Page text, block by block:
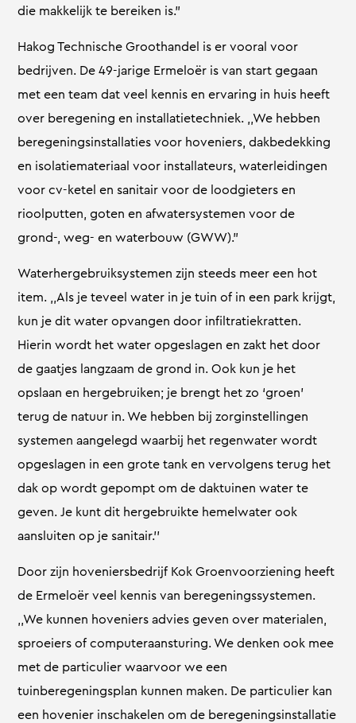
die makkelijk te bereiken is.”
Hakog Technische Groothandel is er vooral voor
bedrijven. De 49-jarige Ermeloër is van start gegaan
met een team dat veel kennis en ervaring in huis heeft
over beregening en installatietechniek. ,,We hebben
beregeningsinstallaties voor hoveniers, dakbedekking
en isolatiemateriaal voor installateurs, waterleidingen
voor cv-ketel en sanitair voor de loodgieters en
rioolputten, goten en afwatersystemen voor de
grond-, weg- en waterbouw (GWW).”
Waterhergebruiksystemen zijn steeds meer een hot
item. ,,Als je teveel water in je tuin of in een park krijgt,
kun je dit water opvangen door infiltratiekratten.
Hierin wordt het water opgeslagen en zakt het door
de gaatjes langzaam de grond in. Ook kun je het
opslaan en hergebruiken; je brengt het zo ‘groen’
terug de natuur in. We hebben bij zorginstellingen
systemen aangelegd waarbij het regenwater wordt
opgeslagen in een grote tank en vervolgens terug het
dak op wordt gepompt om de daktuinen water te
geven. Je kunt dit hergebruikte hemelwater ook
aansluiten op je sanitair.’’
Door zijn hoveniersbedrijf Kok Groenvoorziening heeft
de Ermeloër veel kennis van beregeningssystemen.
,,We kunnen hoveniers advies geven over materialen,
sproeiers of computeraansturing. We denken ook mee
met de particulier waarvoor we een
tuinberegeningsplan kunnen maken. De particulier kan
een hovenier inschakelen om de beregeningsinstallatie